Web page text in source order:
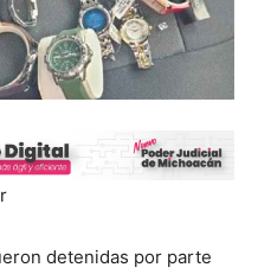
detenidas por parte